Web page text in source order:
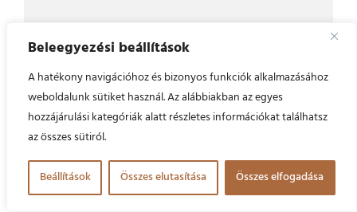
Beleegyezési beállítások
A hatékony navigációhoz és bizonyos funkciók alkalmazásához
weboldalunk sütiket használ. Az alábbiakban az egyes
hozzájárulási kategóriák alatt részletes információkat találhatsz
az összes sütiról.
Beállítások Összes elutasítása Összes elfogadása
GOODREADS >
Piros